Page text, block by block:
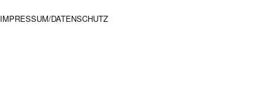
IMPRESSUM/DATENSCHUTZ